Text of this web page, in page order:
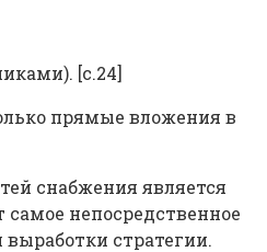
[c.24]
прямые вложения в
снабжения является
непосредственное
стратегии.